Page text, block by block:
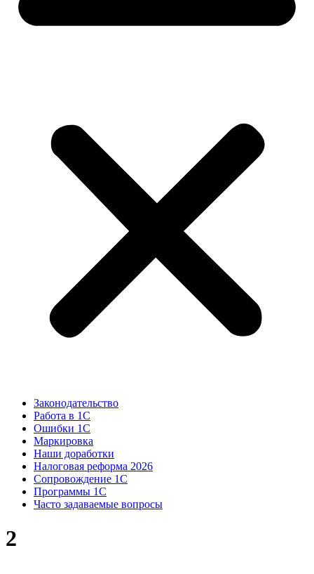
Законодательство
Работа в 1С
Ошибки 1С
Маркировка
Наши доработки
Налоговая реформа 2026
Сопровождение 1С
Программы 1С
Часто задаваемые вопросы
2